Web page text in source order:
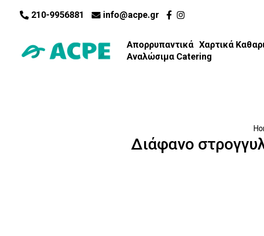
210-9956881 info@acpe.gr
Απορρυπαντικά Χαρτικά
Αναλώσιμα Catering
Διάφανο